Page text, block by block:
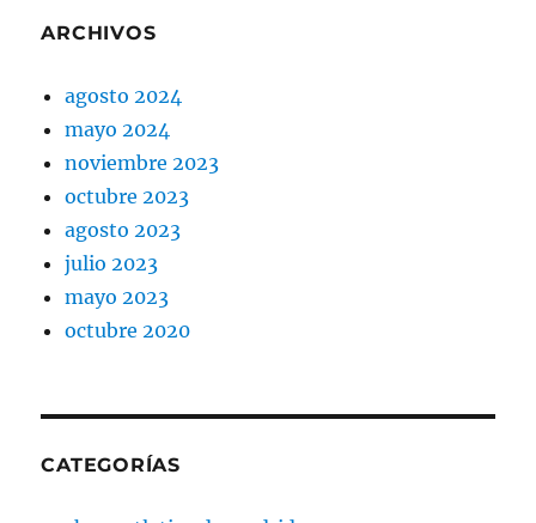
ARCHIVOS
agosto 2024
mayo 2024
noviembre 2023
octubre 2023
agosto 2023
julio 2023
mayo 2023
octubre 2020
CATEGORÍAS